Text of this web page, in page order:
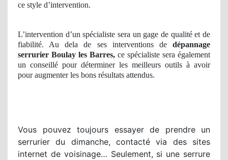
ce style d’intervention.
L’intervention d’un spécialiste sera un gage de qualité et de
fiabilité. Au dela de ses interventions de dépannage
serrurier Boulay les Barres, ce spécialiste sera également
un conseillé pour déterminer les meilleurs outils à avoir
pour augmenter les bons résultats attendus.
Vous pouvez toujours essayer de prendre un
serrurier du dimanche, contacté via des sites
internet de voisinage… Seulement, si une serrure